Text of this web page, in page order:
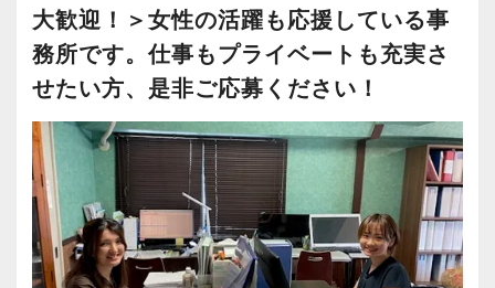
⼠業という仕事の楽しさを感じつつも、新たな
変化が好きな⽅は当事務所に向いています。
まずは事務所見学や面談で、雰囲気を感じてく
◆ベンチャーパートナーズで働く3つの魅力◆
【AI・RPA活用により、付加価値業務へ集中で
きる環境】
STREAMEDによる記帳効率化や、議事録・面談
大歓迎！＞女性の活躍も応援している事
務所です。仕事もプライベートも充実さ
せたい方、是非ご応募ください！